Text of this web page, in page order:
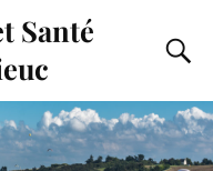
Santé